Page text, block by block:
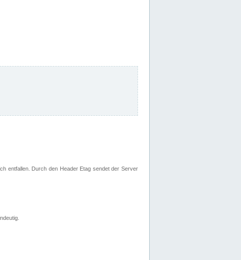
entfallen. Durch den Header Etag sendet der Server